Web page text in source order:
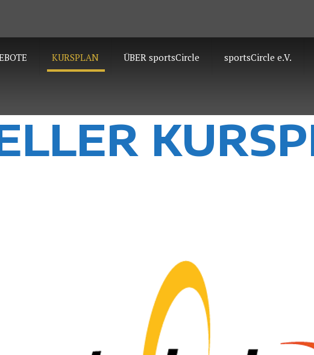
KURSPLAN ÜBER sportsCircle sportsCircle e.V.